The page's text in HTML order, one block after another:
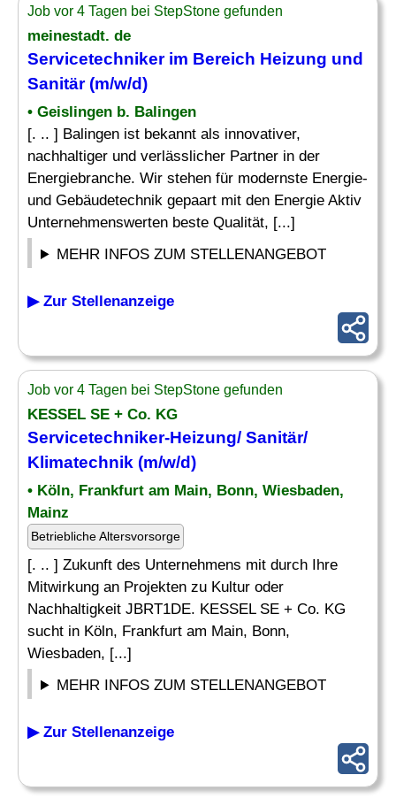
Job vor 4 Tagen bei StepStone gefunden
meinestadt. de
Servicetechnikerim Bereich Heizung und
Sanitär(m/w/d)
• Geislingen b. Balingen
[. .. ] Balingen ist bekannt als innovativer,
nachhaltiger und verlässlicher Partner in der
Energiebranche. Wir stehen für modernste Energie-
und Gebäudetechnik gepaart mit den Energie Aktiv
Unternehmenswerten beste Qualität, [...]
MEHR INFOS ZUM STELLENANGEBOT
▶ Zur Stellenanzeige
Job vor 4 Tagen bei StepStone gefunden
KESSEL SE + Co. KG
Servicetechniker-Heizung/ Sanitär/
Klimatechnik (m/w/d)
• Köln, Frankfurt am Main, Bonn, Wiesbaden,
Mainz
Betriebliche Altersvorsorge
[. .. ] Zukunft des Unternehmens mit durch Ihre
Mitwirkung an Projekten zu Kultur oder
Nachhaltigkeit JBRT1DE. KESSEL SE + Co. KG
sucht in Köln, Frankfurt am Main, Bonn,
Wiesbaden, [...]
MEHR INFOS ZUM STELLENANGEBOT
▶ Zur Stellenanzeige